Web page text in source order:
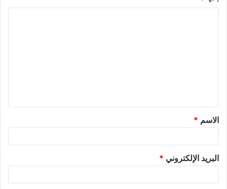
الاسم *
البريد الإلكتروني *